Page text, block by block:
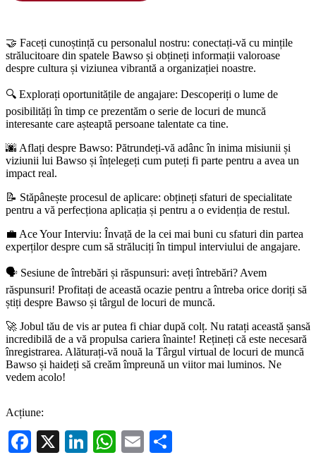
🤝 Faceți cunoștință cu personalul nostru: conectați-vă cu mințile
strălucitoare din spatele Bawso și obțineți informații valoroase
despre cultura și viziunea vibrantă a organizației noastre.
🔍 Explorați oportunitățile de angajare: Descoperiți o lume de
posibilități în timp ce prezentăm o serie de locuri de muncă
interesante care așteaptă persoane talentate ca tine.
🌆 Aflați despre Bawso: Pătrundeți-vă adânc în inima misiunii și
viziunii lui Bawso și înțelegeți cum puteți fi parte pentru a avea un
impact real.
📝 Stăpânește procesul de aplicare: obțineți sfaturi de specialitate
pentru a vă perfecționa aplicația și pentru a o evidenția de restul.
💼 Ace Your Interviu: Învață de la cei mai buni cu sfaturi din partea
experților despre cum să străluciți în timpul interviului de angajare.
🗣️ Sesiune de întrebări și răspunsuri: aveți întrebări? Avem
răspunsuri! Profitați de această ocazie pentru a întreba orice doriți să
știți despre Bawso și târgul de locuri de muncă.
🚀 Jobul tău de vis ar putea fi chiar după colț. Nu ratați această șansă
incredibilă de a vă propulsa cariera înainte! Rețineți că este necesară
înregistrarea. Alăturați-vă nouă la Târgul virtual de locuri de muncă
Bawso și haideți să creăm împreună un viitor mai luminos. Ne
vedem acolo!
Acțiune:
Facebook
X LinkedIn
WhatsApp
Email